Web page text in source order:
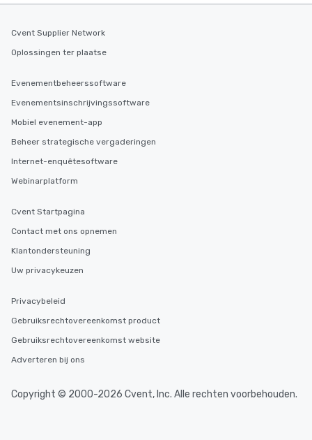
Cvent Supplier Network
Oplossingen ter plaatse
Evenementbeheerssoftware
Evenementsinschrijvingssoftware
Mobiel evenement-app
Beheer strategische vergaderingen
Internet-enquêtesoftware
Webinarplatform
Cvent Startpagina
Contact met ons opnemen
Klantondersteuning
Uw privacykeuzen
Privacybeleid
Gebruiksrechtovereenkomst product
Gebruiksrechtovereenkomst website
Adverteren bij ons
Copyright © 2000-2026 Cvent, Inc. Alle rechten voorbehouden.